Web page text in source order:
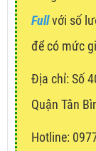
Fullvới số
để có mức
Địa chỉ: Số
Quận Tân
Hotline: